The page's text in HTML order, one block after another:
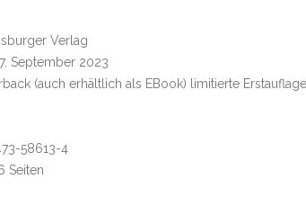
Verlag
September 2023
(auch erhältlich als EBook) limitierte
58613-4
Seiten